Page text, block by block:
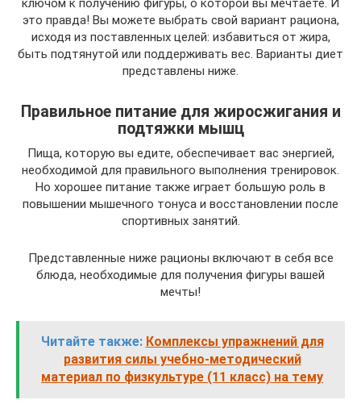
ключом к получению фигуры, о которой вы мечтаете. И
это правда! Вы можете выбрать свой вариант рациона,
исходя из поставленных целей: избавиться от жира,
быть подтянутой или поддерживать вес. Варианты диет
представлены ниже.
Правильное питание для жиросжигания и
подтяжки мышц
Пища, которую вы едите, обеспечивает вас энергией,
необходимой для правильного выполнения тренировок.
Но хорошее питание также играет большую роль в
повышении мышечного тонуса и восстановлении после
спортивных занятий.
Представленные ниже рационы включают в себя все
блюда, необходимые для получения фигуры вашей
мечты!
Читайте также: Комплексы упражнений для
развития силы учебно-методический
материал по физкультуре (11 класс) на тему